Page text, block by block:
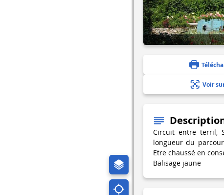
Voir
Circuit entre terril,
longueur du
Etre chaussé en
Balisage jaune